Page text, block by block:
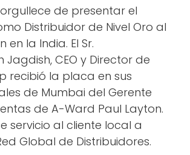
de presentar el
Distribuidor de Nivel Oro al
en la India. El Sr.
CEO y Director de
recibió la placa en sus
de Mumbai del Gerente
de A-Ward Paul Layton.
servicio al cliente local a
Global de Distribuidores.